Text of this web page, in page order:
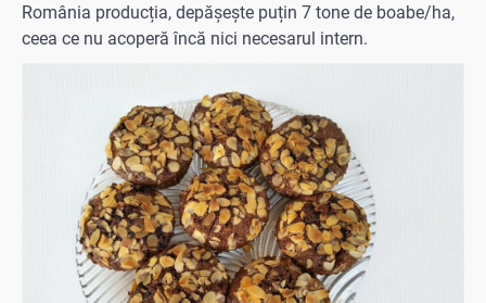
România producția, depășește puțin 7 tone de boabe/ha,
ceea ce nu acoperă încă nici necesarul intern.